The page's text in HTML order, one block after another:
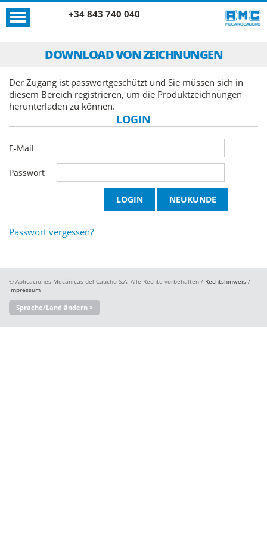
+34 843 740 040
DOWNLOAD VON ZEICHNUNGEN
Der Zugang ist passwortgeschützt und Sie müssen sich in
diesem Bereich registrieren, um die Produktzeichnungen
herunterladen zu können.
LOGIN
E-Mail
Passwort
Passwort vergessen?
© Aplicaciones Mecánicas del Caucho S.A. Alle Rechte vorbehalten / Rechtshinweis /
Impressum
Sprache/Land ändern >